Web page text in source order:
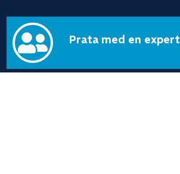
 Prata med en expert